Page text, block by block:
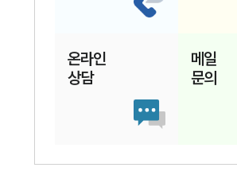
온라인
상담
메일
문의